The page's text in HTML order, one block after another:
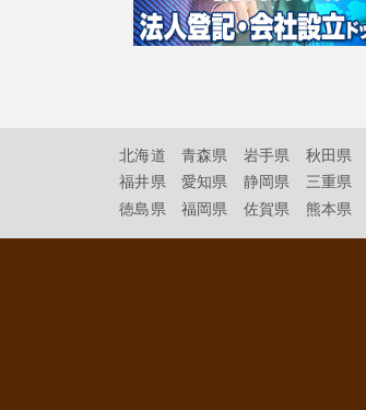
北海道 青森県 岩手県 秋田県
福井県
愛知県 静岡県 三重県
徳島県
福岡県 佐賀県 熊本県